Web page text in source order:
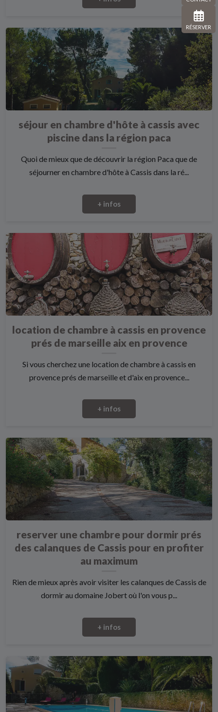
RÉSERVER
séjour en chambre d'hôte à cassis avec
piscine dans la région paca
Quoi de mieux que de découvrir la région Paca que de
séjourner en chambre d'hôte à Cassis dans la ré...
+ infos
location de chambre à cassis en provence
prés de marseille aix en provence
Si vous cherchez une location de chambre à cassis en
provence prés de marseille et d'aix en provence...
+ infos
reserver une chambre pour dormir prés
des calanques de Cassis pour en profiter
au maximum
Rien de mieux après avoir visiter les calanques de Cassis de
dormir au domaine Jobert où l'on vous p...
+ infos